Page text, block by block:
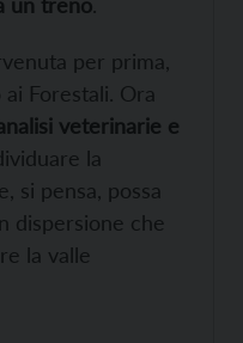
per prima,
Forestali. Ora
veterinarie e
la
si pensa, possa
dispersione che
la valle